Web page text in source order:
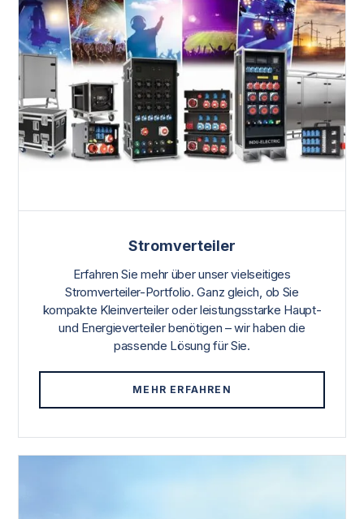
Stromverteiler
Erfahren Sie mehr über unser vielseitiges
Stromverteiler-Portfolio. Ganz gleich, ob Sie
kompakte Kleinverteiler oder leistungsstarke Haupt-
und Energieverteiler benötigen – wir haben die
passende Lösung für Sie.
MEHR ERFAHREN